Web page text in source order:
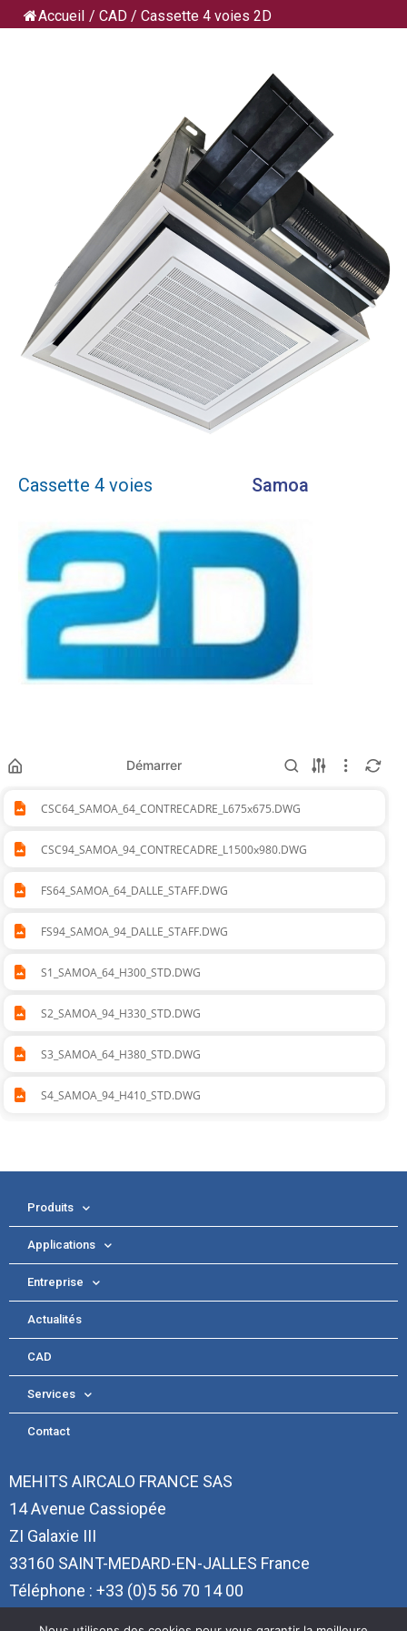
Accueil / CAD / Cassette 4 voies 2D
Cassette 4 voies Samoa
Démarrer
CSC64_SAMOA_64_CONTRECADRE_L675x675.DWG
CSC94_SAMOA_94_CONTRECADRE_L1500x980.DWG
FS64_SAMOA_64_DALLE_STAFF.DWG
FS94_SAMOA_94_DALLE_STAFF.DWG
S1_SAMOA_64_H300_STD.DWG
S2_SAMOA_94_H330_STD.DWG
S3_SAMOA_64_H380_STD.DWG
S4_SAMOA_94_H410_STD.DWG
MEHITS AIRCALO FRANCE SAS
14 Avenue Cassiopée
ZI Galaxie III
33160 SAINT-MEDARD-EN-JALLES France
Téléphone : +33 (0)5 56 70 14 00
Produits
Applications
Entreprise
Actualités
CAD
Services
Contact